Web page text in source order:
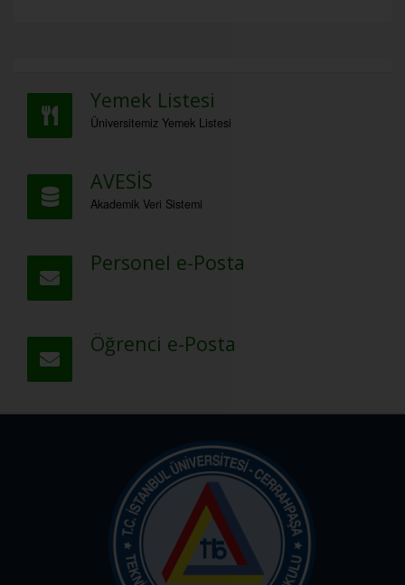
Yemek Listesi
Üniversitemiz Yemek Listesi
AVESİS
Akademik Veri Sistemi
Personel e-Posta
Öğrenci e-Posta